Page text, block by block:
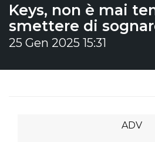
Keys, non è mai
smettere di
25 Gen 2025 15:31